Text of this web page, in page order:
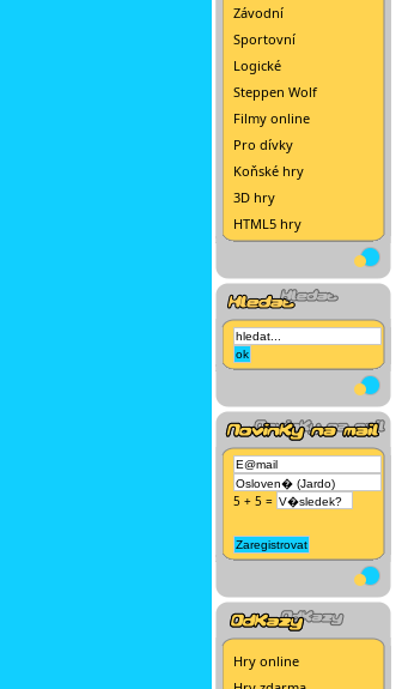
Závodní
Sportovní
Logické
Steppen Wolf
Filmy online
Pro dívky
Koňské hry
3D hry
HTML5 hry
5 + 5 =
Hry online